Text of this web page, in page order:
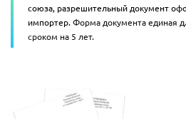
союза, разрешительный документ
импортер.Форма документа единая
сроком на 5 лет.